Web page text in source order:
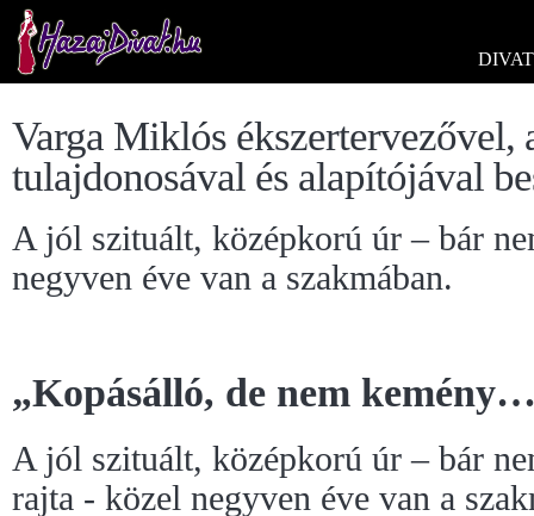
DIVAT
Varga Miklós ékszertervezővel,
tulajdonosával és alapítójával
A jól szituált, középkorú úr – bár
negyven éve van a szakmában.
„Kopásálló, de nem
A jól szituált, középkorú úr – bár
rajta - közel negyven éve van a